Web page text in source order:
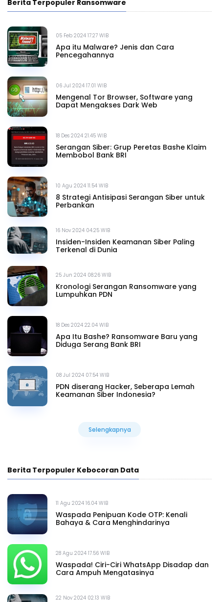
Berita Terpopuler Ransomware
05 Feb 2024 17.27 WIB
Apa itu Malware? Jenis dan Cara
Pencegahannya
06 Jul 2024 17.01 WIB
Mengenal Tor Browser, Software yang
Dapat Mengakses Dark Web
18 Des 2024 21.45 WIB
Serangan Siber: Grup Peretas Bashe Klaim
Membobol Bank BRI
10 Agu 2024 11.54 WIB
8 Strategi Antisipasi Serangan Siber untuk
Perbankan
16 Nov 2024 04.25 WIB
Insiden-Insiden Keamanan Siber Paling
Terkenal di Dunia
25 Jun 2024 08.26 WIB
Kronologi Serangan Ransomware yang
Lumpuhkan PDN
18 Des 2024 22.04 WIB
Apa Itu Bashe? Ransomware Baru yang
Diduga Serang Bank BRI
08 Jul 2024 07.54 WIB
PDN diserang Hacker, Seberapa Lemah
Keamanan Siber Indonesia?
Selengkapnya
Berita Terpopuler Kebocoran Data
11 Agu 2024 16.04 WIB
Waspada Penipuan Kode OTP: Kenali
Bahaya & Cara Menghindarinya
28 Agu 2024 17.56 WIB
Waspada! Ciri-Ciri WhatsApp Disadap dan
Cara Ampuh Mengatasinya
22 Nov 2024 02.13 WIB